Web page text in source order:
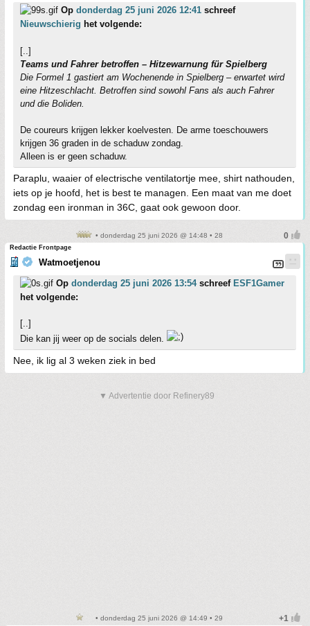
Op donderdag 25 juni 2026 12:41 schreef
Nieuwschierig het volgende:
[..]
Teams und Fahrer betroffen – Hitzewarnung für Spielberg
Die Formel 1 gastiert am Wochenende in Spielberg – erwartet wird
eine Hitzeschlacht. Betroffen sind sowohl Fans als auch Fahrer
und die Boliden.
De coureurs krijgen lekker koelvesten. De arme toeschouwers
krijgen 36 graden in de schaduw zondag.
Alleen is er geen schaduw.
Paraplu, waaier of electrische ventilatortje mee, shirt nathouden,
iets op je hoofd, het is best te managen. Een maat van me doet
zondag een ironman in 36C, gaat ook gewoon door.
• donderdag 25 juni 2026 @ 14:48 • 28
Redactie Frontpage
Watmoetjenou
Op donderdag 25 juni 2026 13:54schreef ESF1Gamer
het volgende:
[..]
Die kan jij weer op de socials delen.
Nee, ik lig al 3 weken ziek in bed
▼ Advertentie door Refinery89
• donderdag 25 juni 2026 @ 14:49 • 29